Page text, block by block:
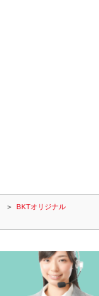
BKTオリジナル